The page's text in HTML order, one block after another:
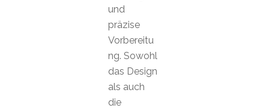
und
präzise
Vorbereitu
ng. Sowohl
das Design
als auch
die